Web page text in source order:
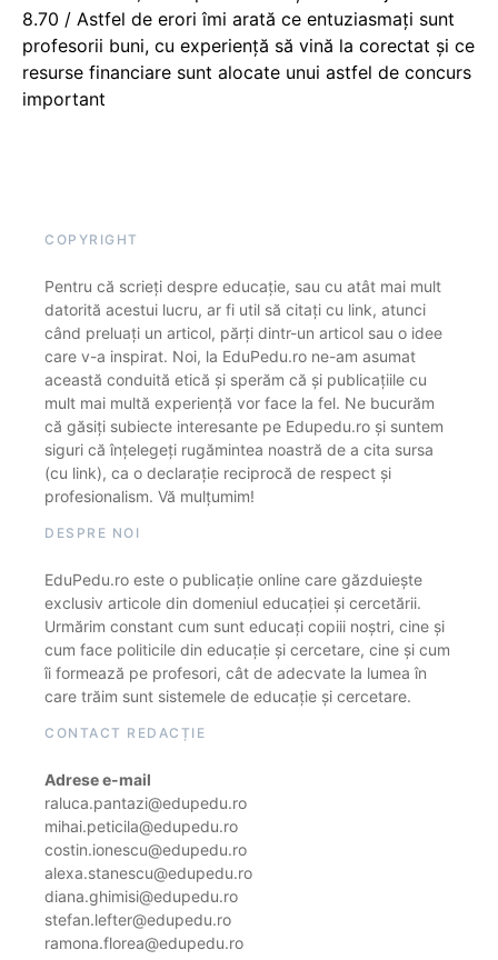
8.70 / Astfel de erori îmi arată ce entuziasmați sunt
profesorii buni, cu experiență să vină la corectat și ce
resurse financiare sunt alocate unui astfel de concurs
important
COPYRIGHT
Pentru că scrieți despre educație, sau cu atât mai mult
datorită acestui lucru, ar fi util să citați cu link, atunci
când preluați un articol, părți dintr-un articol sau o idee
care v-a inspirat. Noi, la EduPedu.ro ne-am asumat
această conduită etică și sperăm că și publicațiile cu
mult mai multă experiență vor face la fel. Ne bucurăm
că găsiți subiecte interesante pe Edupedu.ro și suntem
siguri că înțelegeți rugămintea noastră de a cita sursa
(cu link), ca o declarație reciprocă de respect și
profesionalism. Vă mulțumim!
DESPRE NOI
EduPedu.ro este o publicație online care găzduiește
exclusiv articole din domeniul educației și cercetării.
Urmărim constant cum sunt educați copiii noștri, cine și
cum face politicile din educație și cercetare, cine și cum
îi formează pe profesori, cât de adecvate la lumea în
care trăim sunt sistemele de educație și cercetare.
CONTACT REDACȚIE
Adrese e-mail
raluca.pantazi@edupedu.ro
mihai.peticila@edupedu.ro
costin.ionescu@edupedu.ro
alexa.stanescu@edupedu.ro
diana.ghimisi@edupedu.ro
stefan.lefter@edupedu.ro
ramona.florea@edupedu.ro